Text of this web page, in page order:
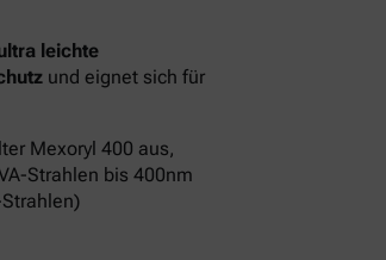
leichte
und eignet sich für
Mexoryl 400 aus,
Strahlen bis 400nm